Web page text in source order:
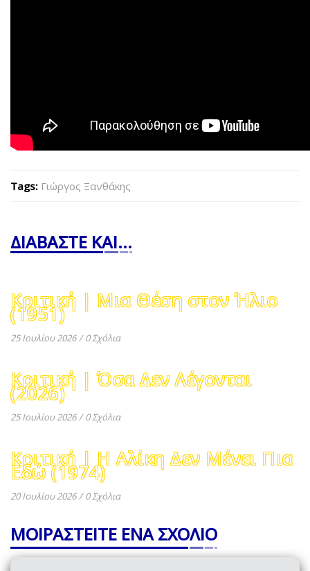
Tags: Γιώργος Ξανθάκης
ΔΙΑΒΑΣΤΕ ΚΑΙ...
Κριτική | Μια Θέση στον Ήλιο
(1951)
25 Ιουλίου 2026 / 0 Σχόλια
Κριτική | Όσα Δεν Λέγονται
(2026)
25 Ιουλίου 2026 / 0 Σχόλια
Κριτική | Η Αλίκη Δεν Μένει Πια
Εδώ (1974)
20 Ιουλίου 2026 / 0 Σχόλια
ΜΟΙΡΑΣΤΕΙΤΕ ΕΝΑ ΣΧΟΛΙΟ